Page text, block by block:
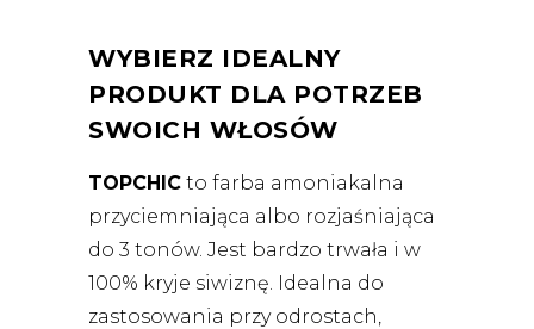
WYBIERZ IDEALNY
PRODUKT DLA POTRZEB
SWOICH WŁOSÓW
TOPCHIC to farba amoniakalna
przyciemniająca albo rozjaśniająca
do 3 tonów. Jest bardzo trwała i w
100% kryje siwiznę. Idealna do
zastosowania przy odrostach,